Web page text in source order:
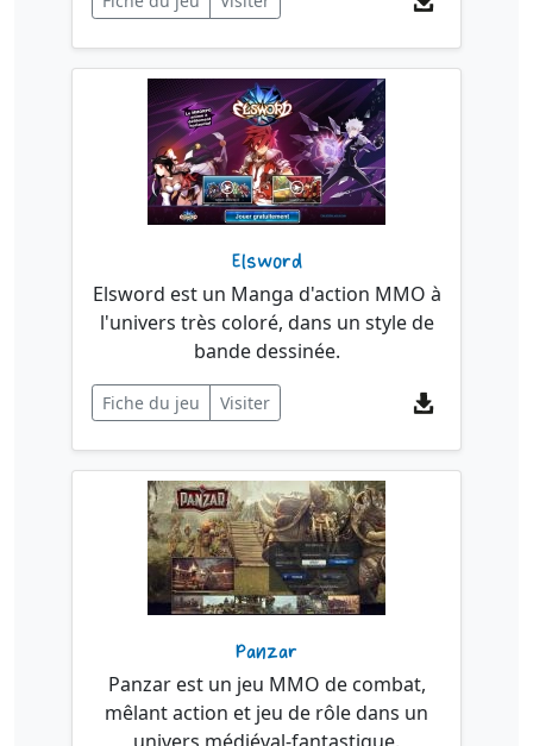
Elsword
Elsword est un Manga d'action MMO à
l'univers très coloré, dans un style de
bande dessinée.
Fiche du jeu Visiter
Panzar
Panzar est un jeu MMO de combat,
mêlant action et jeu de rôle dans un